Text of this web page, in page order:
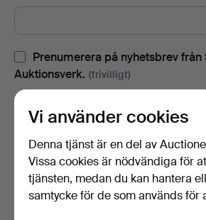
Prenumerera på nyhetsbrev från
Auktionsverk. (frivilligt)
Med bl.a. auktionskataloger, inbjudningar
nyheter. Om du ångrar dig kan du enkelt
prenumerationen.
Prenumerera på Auctionets
Med bl.a. experttips, utvalda föremål och
ångrar dig kan du enkelt avsluta
Vi använder cookies
Denna tjänst är en del av
Vissa cookies är nödvändiga för
tjänsten, medan du kan hantera
samtycke för de som används för